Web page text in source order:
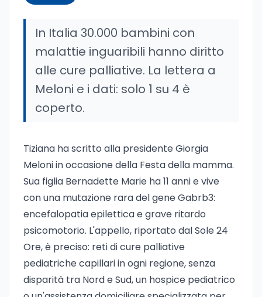
In Italia 30.000 bambini con
malattie inguaribili hanno diritto
alle cure palliative. La lettera a
Meloni e i dati: solo 1 su 4 è
coperto.
Tiziana ha scritto alla presidente Giorgia
Meloni in occasione della Festa della mamma.
Sua figlia Bernadette Marie ha 11 anni e vive
con una mutazione rara del gene Gabrb3:
encefalopatia epilettica e grave ritardo
psicomotorio. L'appello, riportato dal Sole 24
Ore, è preciso: reti di cure palliative
pediatriche capillari in ogni regione, senza
disparità tra Nord e Sud, un hospice pediatrico